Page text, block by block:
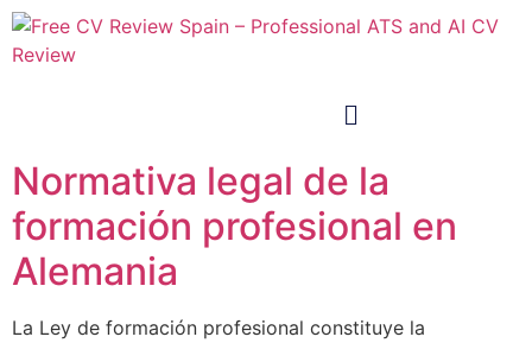
Normativa legal de la
formación profesional en
Alemania
La Ley de formación profesional constituye la